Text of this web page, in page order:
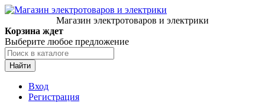
Магазин электротоваров и электрики
Корзина ждет
Выберите любое предложение
Найти
Вход
Регистрация